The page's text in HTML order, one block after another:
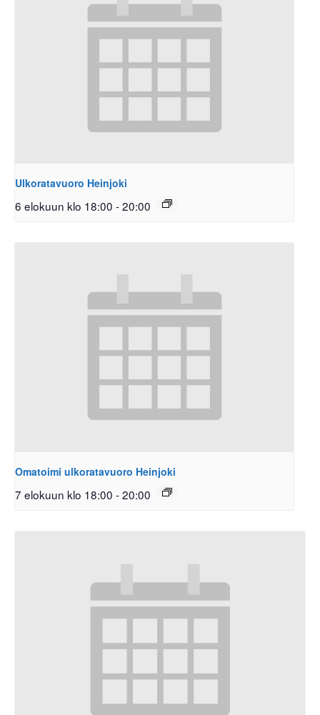
Ulkoratavuoro Heinjoki
6 elokuun klo 18:00 -20:00
Omatoimi ulkoratavuoro Heinjoki
7 elokuun klo 18:00 -20:00